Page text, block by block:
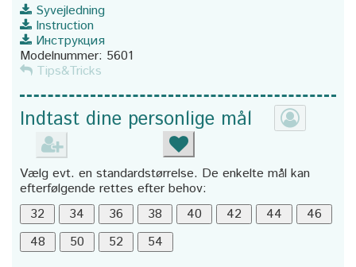
Syvejledning
Instruction
Инструкция
Modelnummer: 5601
Tips&Tricks
Indtast dine personlige mål
Vælg evt. en standardstørrelse. De enkelte mål kan
efterfølgende rettes efter behov: